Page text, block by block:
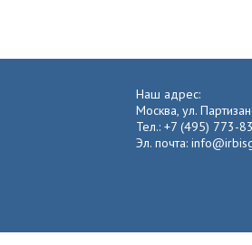
Наш адрес:
Москва, ул.
Тел.: +7 (495) 773-
Эл. почта: